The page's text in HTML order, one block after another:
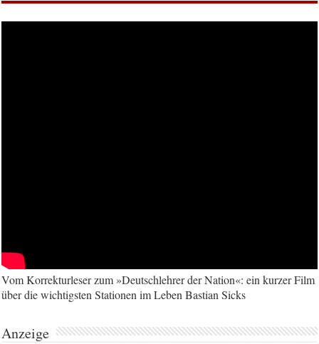
Vom Korrekturleser zum »Deutschlehrer der Nation«: ein kurzer Film
über die wichtigsten Stationen im Leben Bastian Sicks
Anzeige